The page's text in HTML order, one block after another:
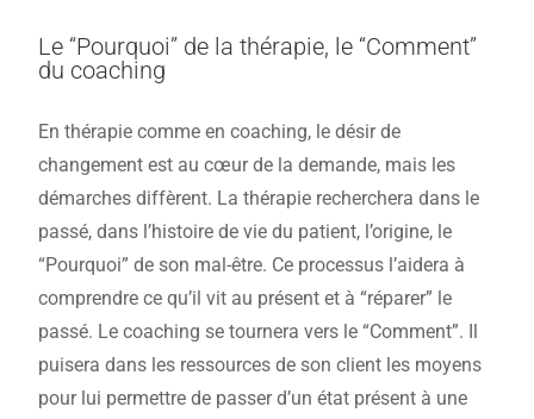
Le “Pourquoi” de la thérapie, le “Comment”
du coaching
En thérapie comme en coaching, le désir de
changement est au cœur de la demande, mais les
démarches diffèrent. La thérapie recherchera dans le
passé, dans l’histoire de vie du patient, l’origine, le
“Pourquoi” de son mal-être. Ce processus l’aidera à
comprendre ce qu’il vit au présent et à “réparer” le
passé. Le coaching se tournera vers le “Comment”. Il
puisera dans les ressources de son client les moyens
pour lui permettre de passer d’un état présent à une